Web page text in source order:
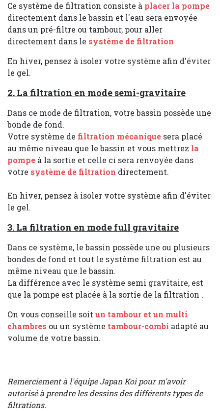
Ce système de filtration consiste à placer la pompe
directement dans le bassin et l'eau sera envoyée
dans un pré-filtre ou tambour, pour aller
directement dans le système de filtration
En hiver, pensez à isoler votre système afin d'éviter
le gel.
2. La filtration en mode semi-gravitaire
Dans ce mode de filtration, votre bassin possède une
bonde de fond.
Votre système de filtration mécanique sera placé
au même niveau que le bassin et vous mettrez la
pompe à la sortie et celle ci sera renvoyée dans
votre système de filtration directement.
En hiver, pensez à isoler votre système afin d'éviter
le gel.
3. La filtration en mode full gravitaire
Dans ce système, le bassin possède une ou plusieurs
bondes de fond et tout le système filtration est au
même niveau que le bassin.
La différence avec le système semi gravitaire, est
que la pompe est placée à la sortie de la filtration .
On vous conseille soitun tambour et un multi
chambres ou un système tambour-combi adapté au
volume de votre bassin.
Remerciement à l'équipe Japan Koi pour m'avoir
autorisé à prendre les dessins des différents types de
filtrations.